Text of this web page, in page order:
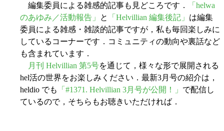
編集委員による雑感的記事も見どころです．
「helwa
のあゆみ／活動報告」
と 「Helvillian 編集後記」 は編集
委員による雑感・雑談的記事ですが，私も毎回楽しみに
しているコーナーです．コミュニティの動向や裏話など
も含まれています．
月刊 Helvillian 第5号を通じて，様々な形で展開される
hel活の世界をお楽しみください．最新3月号の紹介は，
heldio でも
「#1371. Helvillian 3月号が公開！」 で配信し
ているので，そちらもお聴きいただければ．